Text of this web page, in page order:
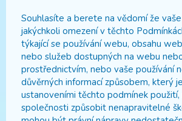
Souhlasíte a berete na vědomí že
jakýchkoli omezení v těchto
týkající se používání webu, obsahu
nebo služeb dostupných na webu
prostřednictvím, nebo vaše používání
důvěrných informací způsobem, který
ustanoveními těchto podmínek použití,
společnosti způsobit nenapravitelné